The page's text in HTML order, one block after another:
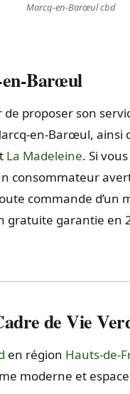
Marcq-en-Barœul cbd
Barœul
de proposer son
en-Barœul, ainsi
La Madeleine. Si
consommateur
commande d’un
gratuite garantie en
de Vie
en région Hauts-de-
moderne et